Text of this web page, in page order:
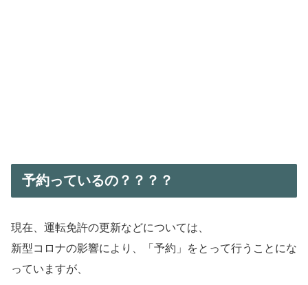
予約っているの？？？？
現在、運転免許の更新などについては、
新型コロナの影響により、「予約」をとって行うことにな
っていますが、